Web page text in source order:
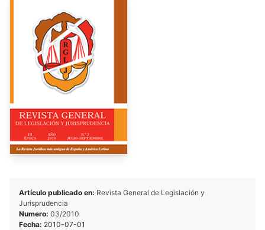
Artículo publicado en: Revista General de Legislación y
Jurisprudencia
Numero: 03/2010
Fecha: 2010-07-01